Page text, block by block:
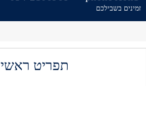
זמינים בשבילכם
תפריט ראשי